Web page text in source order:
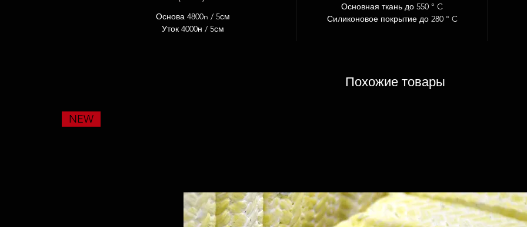
Основа 4800n / 5см
Уток 4000н / 5см
Основная ткань до 550 ° C
Силиконовое покрытие до 280 ° C
Похожие товары
NEW